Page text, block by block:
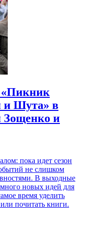
«Пикник
и Шута» в
Зощенко и
пока идет сезон
не слишком
В выходные
новых идей для
время уделить
почитать книги.